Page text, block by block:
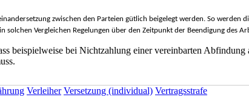
zwischen den Parteien gütlich beigelegt werden. So
Vergleichen Regelungen über den Zeitpunkt der Beendigung des
beispielweise bei Nichtzahlung einer vereinbarten
Verleiher Versetzung (individual) Vertragsstrafe